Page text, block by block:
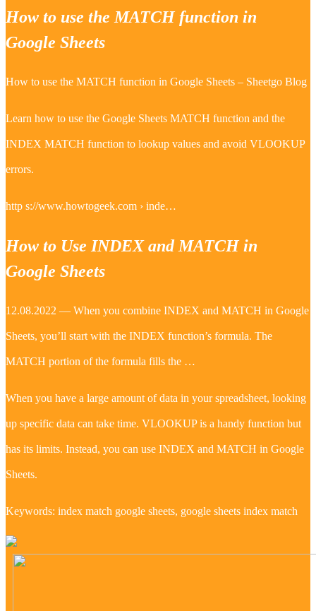
How to use the MATCH function in
Google Sheets
How to use the MATCH function in Google Sheets – Sheetgo Blog
Learn how to use the Google Sheets MATCH function and the
INDEX MATCH function to lookup values and avoid VLOOKUP
errors.
http s://www.howtogeek.com › inde…
How to Use INDEX and MATCH in
Google Sheets
12.08.2022 — When you combine INDEX and MATCH in Google
Sheets, you’ll start with the INDEX function’s formula. The
MATCH portion of the formula fills the …
When you have a large amount of data in your spreadsheet, looking
up specific data can take time. VLOOKUP is a handy function but
has its limits. Instead, you can use INDEX and MATCH in Google
Sheets.
Keywords: index match google sheets, google sheets index match